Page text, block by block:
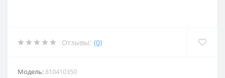
Отзывы: (0)
Модель: 810410350